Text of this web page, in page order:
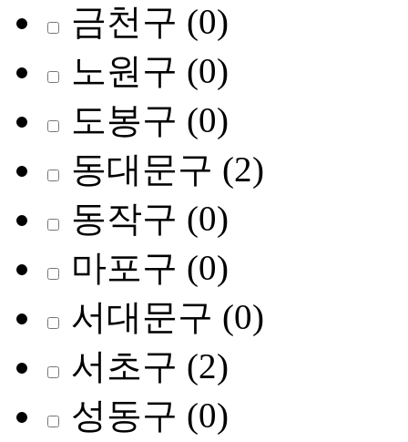
금천구 (0)
노원구 (0)
도봉구 (0)
동대문구 (2)
동작구 (0)
마포구 (0)
서대문구 (0)
서초구 (2)
성동구 (0)